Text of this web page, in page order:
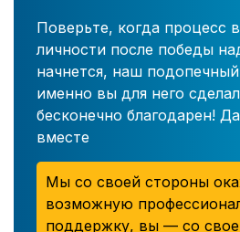
Поверьте, когда процесс
личности после победы
начнется, наш
именно вы для него
бесконечно благодарен!
вместе
Мы со своей стороны
возможную
поддержку, вы — со